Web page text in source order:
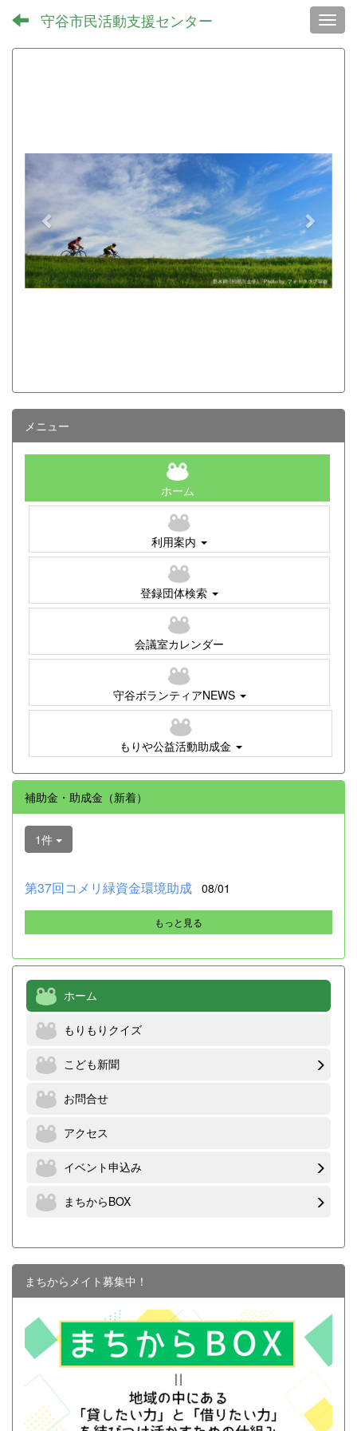
守谷市民活動支援センター
i
u
s
メニュー
ホーム
利用案内
登録団体検索
会議室カレンダー
守谷ボランティアNEWS
もりや公益活動助成金
補助金・助成金（新着）
1件
第37回コメリ緑資金環境助成 08/01
もっと見る
ホーム
もりもりクイズ
こども新聞
お問合せ
アクセス
イベント申込み
まちからBOX
まちからメイト募集中！